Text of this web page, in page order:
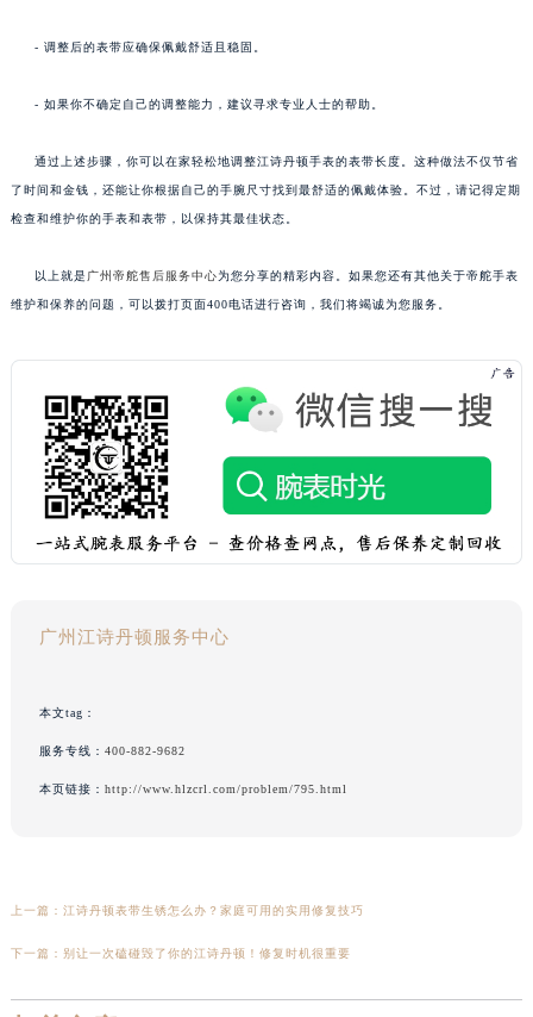
- 调整后的表带应确保佩戴舒适且稳固。
- 如果你不确定自己的调整能力，建议寻求专业人士的帮助。
通过上述步骤，你可以在家轻松地调整江诗丹顿手表的表带长度。这种做法不仅节省
了时间和金钱，还能让你根据自己的手腕尺寸找到最舒适的佩戴体验。不过，请记得定期
检查和维护你的手表和表带，以保持其最佳状态。
以上就是 广州帝舵售后服务中心为您分享的精彩内容。如果您还有其他关于帝舵手表
维护和保养的问题，可以拨打页面400电话进行咨询，我们将竭诚为您服务。
广州江诗丹顿服务中心
本文tag：
服务专线： 400-882-9682
本页链接： http://www.hlzcrl.com/problem/795.html
上一篇： 江诗丹顿表带生锈怎么办？家庭可用的实用修复技巧
下一篇： 别让一次磕碰毁了你的江诗丹顿！修复时机很重要